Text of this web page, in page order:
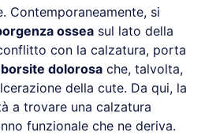
Contemporaneamente, si
ossea sul lato della
con la calzatura, porta
borsite dolorosa che, talvolta,
della cute. Da qui, la
a trovare una calzatura
funzionale che ne deriva.